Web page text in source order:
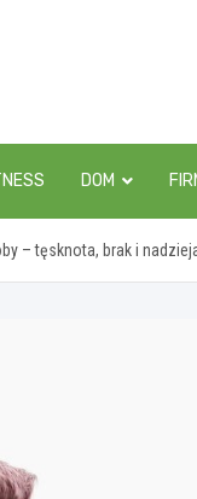
DOM
– tęsknota, brak i